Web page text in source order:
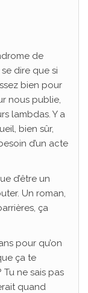
de
se dire que si
bien pour
nous publie,
lambdas. Y a
bien sûr,
d’un acte
d’être un
Un roman,
ça
pour qu’on
ça te
ne sais pas
quand